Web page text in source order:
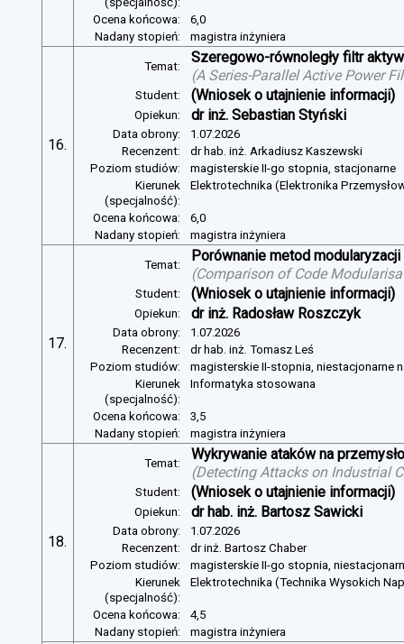
Ocena końcowa:
6,0
Nadany stopień:
magistra inżyniera
16.
Temat:
Szeregowo-równoległy filtr
(A Series-Parallel Active Power
Student: (Wniosek o utajnienie informacji)
Opiekun: dr inż. Sebastian Styński
Data obrony:
1.07.2026
Recenzent:
dr hab. inż. Arkadiusz Kaszewski
Poziom studiów:
magisterskie II-go stopnia, stacjonarne
Kierunek
(specjalność):
Elektrotechnika (Elektronika
Ocena końcowa:
6,0
Nadany stopień:
magistra inżyniera
17.
Temat:
Porównanie metod
(Comparison of Code
Student: (Wniosek o utajnienie informacji)
Opiekun: dr inż. Radosław Roszczyk
Data obrony:
1.07.2026
Recenzent:
dr hab. inż. Tomasz Leś
Poziom studiów:
magisterskie II-stopnia, niestacjonarne
Kierunek
(specjalność):
Informatyka stosowana
Ocena końcowa:
3,5
Nadany stopień:
magistra inżyniera
18.
Temat:
Wykrywanie ataków na
(Detecting Attacks on Industrial
Student: (Wniosek o utajnienie informacji)
Opiekun: dr hab. inż. Bartosz Sawicki
Data obrony:
1.07.2026
Recenzent:
dr inż. Bartosz Chaber
Poziom studiów:
magisterskie II-go stopnia,
Kierunek
(specjalność):
Elektrotechnika (Technika Wysokich
Ocena końcowa:
4,5
Nadany stopień:
magistra inżyniera